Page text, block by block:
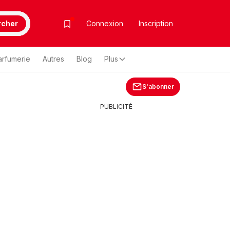
Connexion Inscription
Autres Blog Plus
S'abonner
PUBLICITÉ